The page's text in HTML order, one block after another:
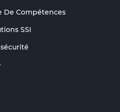
De Compétences
SSI